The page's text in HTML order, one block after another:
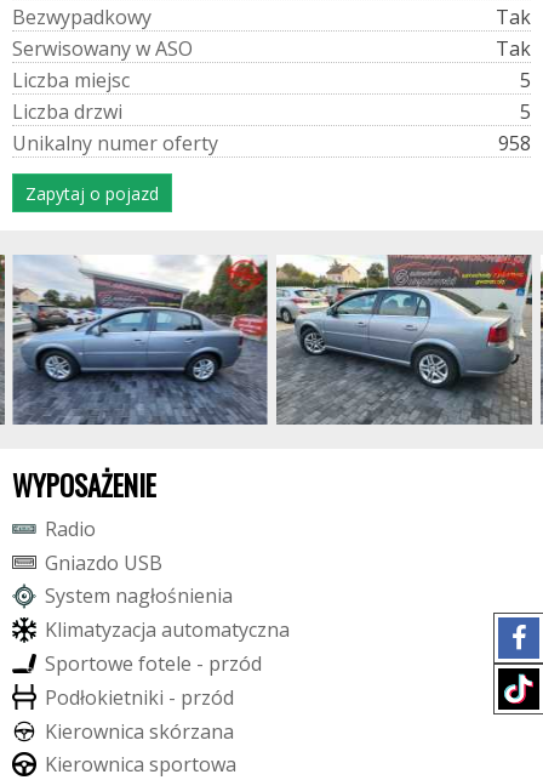
Bezwypadkowy
Tak
SerwisowanywASO
Tak
Liczba miejsc
5
Liczba drzwi
5
Unikalny numeroferty 958
Zapytaj o pojazd
WYPOSAŻENIE
Radio
Gniazdo USB
System nagłośnienia
Klimatyzacja automatyczna
Sportowe fotele - przód
Podłokietniki - przód
Kierownica skórzana
Kierownica sportowa